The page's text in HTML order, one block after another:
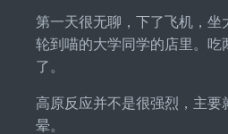
第一天很无聊，下了飞机，坐
轮到喵的大学同学的店里。吃
了。
高原反应并不是很强烈，主要
晕。